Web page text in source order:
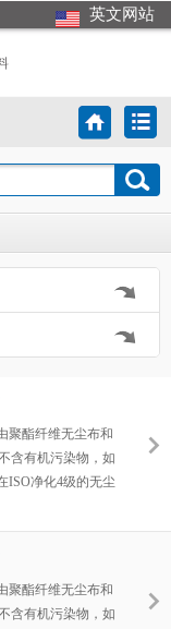
英文网站
聚酯纤维无尘布和
含有机污染物，如
ISO净化4级的无尘
防止微尘粒产生，
洁净性能，可反复
聚酯纤维无尘布和
含有机污染物，如